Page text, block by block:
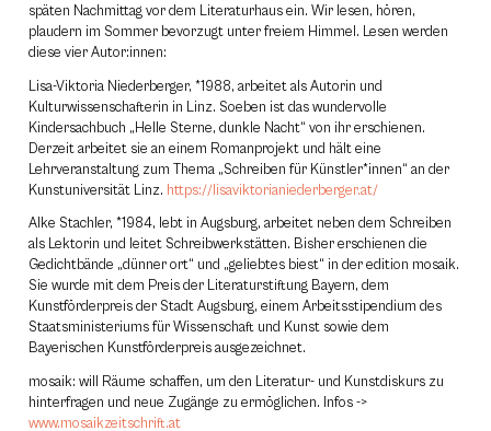
späten Nachmittag vor dem Literaturhaus ein. Wir lesen, hören,
plaudern im Sommer bevorzugt unter freiem Himmel. Lesen werden
diese vier Autor:innen:
Lisa-Viktoria Niederberger, *1988, arbeitet als Autorin und
Kulturwissenschafterin in Linz. Soeben ist das wundervolle
Kindersachbuch „Helle Sterne, dunkle Nacht“ von ihr erschienen.
Derzeit arbeitet sie an einem Romanprojekt und hält eine
Lehrveranstaltung zum Thema „Schreiben für Künstler*innen“ an der
Kunstuniversität Linz. https://lisaviktorianiederberger.at/
Alke Stachler, *1984, lebt in Augsburg, arbeitet neben dem Schreiben
als Lektorin und leitet Schreibwerkstätten. Bisher erschienen die
Gedichtbände „dünner ort“ und „geliebtes biest“ in der edition mosaik.
Sie wurde mit dem Preis der Literaturstiftung Bayern, dem
Kunstförderpreis der Stadt Augsburg, einem Arbeitsstipendium des
Staatsministeriums für Wissenschaft und Kunst sowie dem
Bayerischen Kunstförderpreis ausgezeichnet.
mosaik: will Räume schaffen, um den Literatur- und Kunstdiskurs zu
hinterfragen und neue Zugänge zu ermöglichen. Infos ->
www.mosaikzeitschrift.at